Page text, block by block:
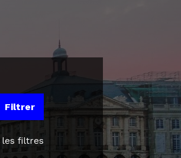
Filtrer
les filtres